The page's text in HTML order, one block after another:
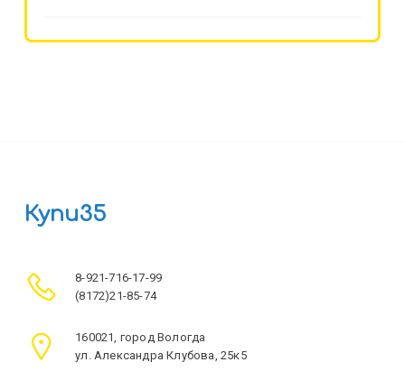
Купи35
8-921-716-17-99
(8172)21-85-74
160021, город Вологда
ул. Александра Клубова, 25к5